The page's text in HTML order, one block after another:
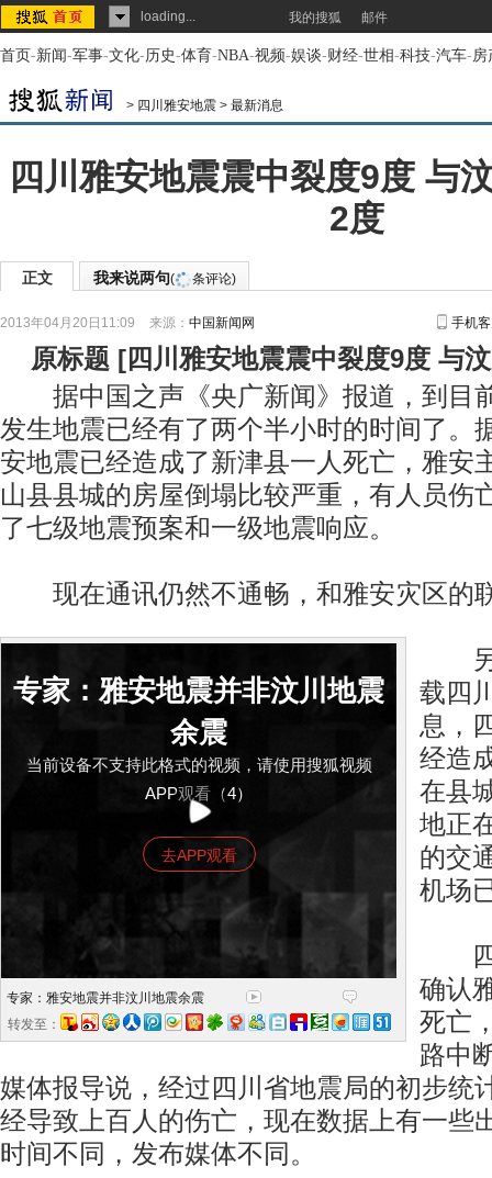
loading... 我的搜狐 邮件
首页-新闻-军事-文化-历史-体育-NBA-视频-娱谈-财经-世相-科技-汽车-房
> 四川雅安地震 > 最新消息
四川雅安地震震中裂度9度 与
2度
正文 我来说两句( 条评论)
2013年04月20日11:09 来源： 中国新闻网 手机
原标题 [四川雅安地震震中裂度9度 与
据中国之声《央广新闻》报道，到目
发生地震已经有了两个半小时的时间了。
安地震已经造成了新津县一人死亡，雅安
山县县城的房屋倒塌比较严重，有人员伤
了七级地震预案和一级地震响应。
现在通讯仍然不通畅，和雅安灾区的
专家：雅安地震并非汶川地震
余震
当前设备不支持此格式的视频，请使用搜狐视频
APP观看（4）
去APP观看
专家：雅安地震并非汶川地震余震
转发至：
另
载四
息，
经造
在县
地正
的交
机场
四
确认
死亡
路中
媒体报导说，经过四川省地震局的初步统
经导致上百人的伤亡，现在数据上有一些
时间不同，发布媒体不同。